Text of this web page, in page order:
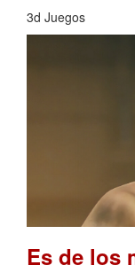
3d Juegos
Es de los